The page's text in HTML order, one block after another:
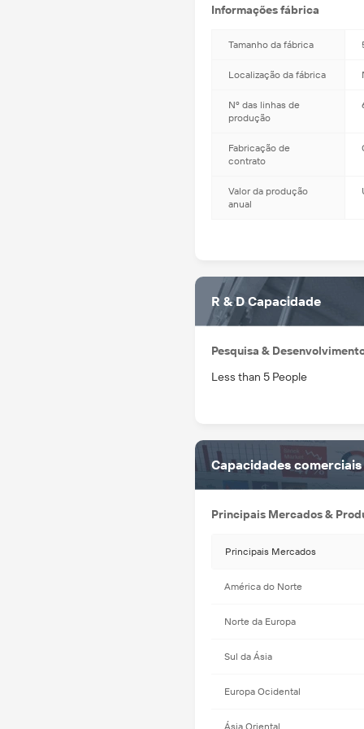
Informações fábrica
Tamanho da fábrica
Localização da fábrica
Nº das linhas de
produção
Fabricação de
contrato
Valor da produção
anual
R & D Capacidade
Pesquisa &
Less than 5 People
Capacidades comerciais
Principais Mercados &
Principais Mercados
América do Norte
Norte da Europa
Sul da Ásia
Europa Ocidental
Ásia Oriental